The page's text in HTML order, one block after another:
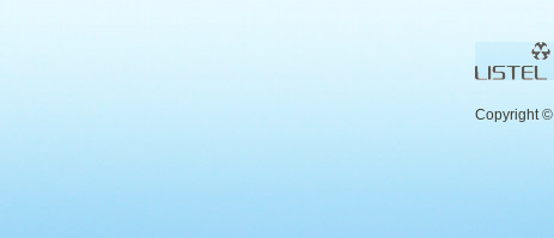
Copyright ©